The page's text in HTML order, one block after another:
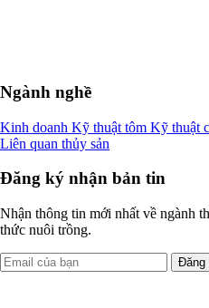
Ngành nghề
Kinh doanh Kỹ thuật tôm Kỹ thuật
Liên quan thủy sản
Đăng ký nhận bản tin
Nhận thông tin mới nhất về ngành
thức nuôi trồng.
Đăng